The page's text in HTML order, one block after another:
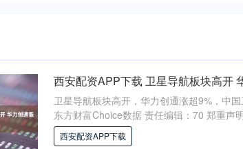
西安配资APP下载 卫星导航板块高开
卫星导航板块高开，华力创通涨超9%，中
东方财富Choice数据 责任编辑：70 郑重声
西安配资APP下载